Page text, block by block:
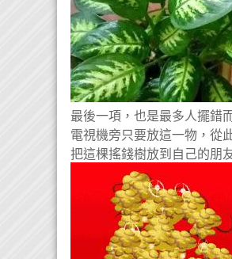
最後一項，也是最多人擺錯
電視機旁只要放這一物，從
把這棵搖錢樹放到自己的朋